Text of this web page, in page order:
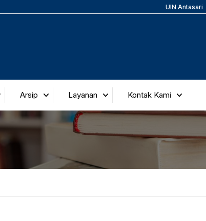
UIN Antasari
Arsip Layanan Kontak Kami